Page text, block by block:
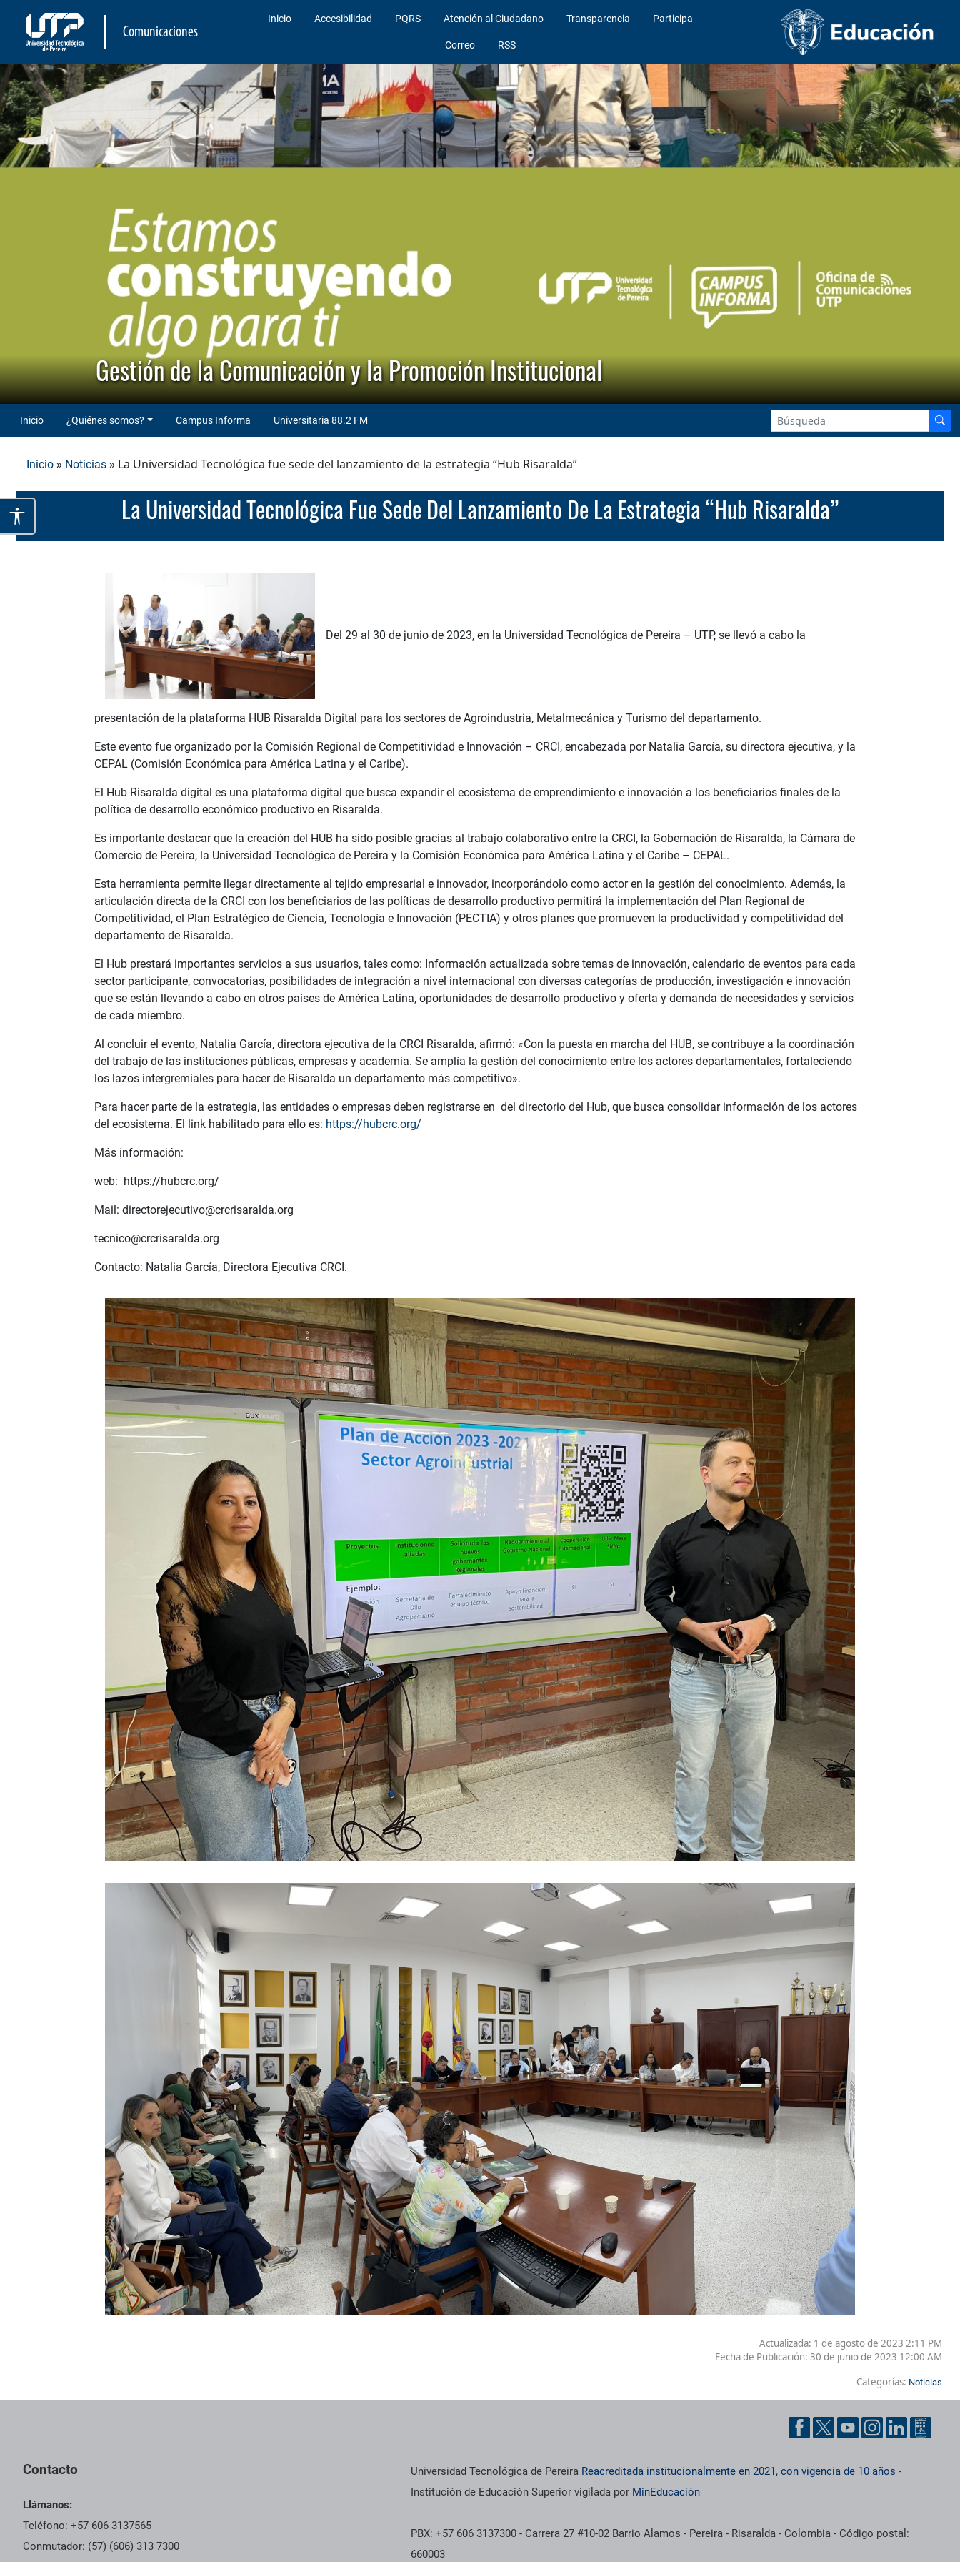
Comunicaciones
Inicio Accesibilidad PQRS Atención al Ciudadano Transparencia Participa
Correo RSS
Gestión de la Comunicación y la Promoción Institucional
Inicio ¿Quiénes somos? Campus Informa Universitaria 88.2 FM
Inicio » Noticias » La Universidad Tecnológica fue sede del lanzamiento de la estrategia “Hub Risaralda”
La Universidad Tecnológica Fue Sede Del Lanzamiento De La Estrategia “Hub Risaralda”
Del 29 al 30 de junio de 2023, en la Universidad Tecnológica de Pereira – UTP, se llevó a cabo la
presentación de la plataforma HUB Risaralda Digital para los sectores de Agroindustria, Metalmecánica y Turismo del departamento.
Este evento fue organizado por la Comisión Regional de Competitividad e Innovación – CRCI, encabezada por Natalia García, su directora ejecutiva, y la
CEPAL (Comisión Económica para América Latina y el Caribe).
El Hub Risaralda digital es una plataforma digital que busca expandir el ecosistema de emprendimiento e innovación a los beneficiarios finales de la
política de desarrollo económico productivo en Risaralda.
Es importante destacar que la creación del HUB ha sido posible gracias al trabajo colaborativo entre la CRCI, la Gobernación de Risaralda, la Cámara de
Comercio de Pereira, la Universidad Tecnológica de Pereira y la Comisión Económica para América Latina y el Caribe – CEPAL.
Esta herramienta permite llegar directamente al tejido empresarial e innovador, incorporándolo como actor en la gestión del conocimiento. Además, la
articulación directa de la CRCI con los beneficiarios de las políticas de desarrollo productivo permitirá la implementación del Plan Regional de
Competitividad, el Plan Estratégico de Ciencia, Tecnología e Innovación (PECTIA) y otros planes que promueven la productividad y competitividad del
departamento de Risaralda.
El Hub prestará importantes servicios a sus usuarios, tales como: Información actualizada sobre temas de innovación, calendario de eventos para cada
sector participante, convocatorias, posibilidades de integración a nivel internacional con diversas categorías de producción, investigación e innovación
que se están llevando a cabo en otros países de América Latina, oportunidades de desarrollo productivo y oferta y demanda de necesidades y servicios
de cada miembro.
Al concluir el evento, Natalia García, directora ejecutiva de la CRCI Risaralda, afirmó: «Con la puesta en marcha del HUB, se contribuye a la coordinación
del trabajo de las instituciones públicas, empresas y academia. Se amplía la gestión del conocimiento entre los actores departamentales, fortaleciendo
los lazos intergremiales para hacer de Risaralda un departamento más competitivo».
Para hacer parte de la estrategia, las entidades o empresas deben registrarse en del directorio del Hub, que busca consolidar información de los actores
del ecosistema. El link habilitado para ello es: https://hubcrc.org/
Más información:
web: https://hubcrc.org/
Mail: directorejecutivo@crcrisaralda.org
tecnico@crcrisaralda.org
Contacto: Natalia García, Directora Ejecutiva CRCI.
Actualizada: 1 de agosto de 2023 2:11 PM
Fecha de Publicación: 30 de junio de 2023 12:00 AM
Categorías: Noticias
Contacto
Llámanos:
Teléfono: +57 606 3137565
Conmutador: (57) (606) 313 7300
Universidad Tecnológica de Pereira Reacreditada institucionalmente en 2021, con vigencia de 10 años -
Institución de Educación Superior vigilada por MinEducación
PBX: +57 606 3137300 - Carrera 27 #10-02 Barrio Alamos - Pereira - Risaralda - Colombia - Código postal:
660003